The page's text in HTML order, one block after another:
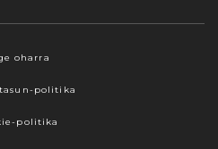
oharra
politika
politika
erabiltzen ditu,
duzun cookie aukera.
ere hauta dezakezu.